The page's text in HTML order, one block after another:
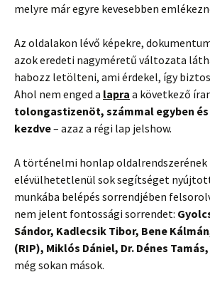
melyre már egyre kevesebben
Az oldalakon lévő képekre,
azok eredeti nagyméretű változata
habozz letölteni, ami érdekel, így
Ahol nem enged a lapra a következő
tolongastizenöt, számmal egyben
kezdve– azaz a régi lap jelshow.
A történelmi honlap
elévülhetetlenül sok segítséget
munkába belépés sorrendjében
nem jelent fontossági sorrendet:
Sándor, Kadlecsik Tibor, Bene
(RIP), Miklós Dániel, Dr. Dénes
még sokan mások.